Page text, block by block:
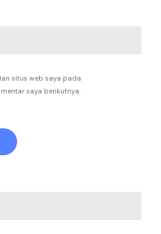
situs web saya pada
saya berikutnya.